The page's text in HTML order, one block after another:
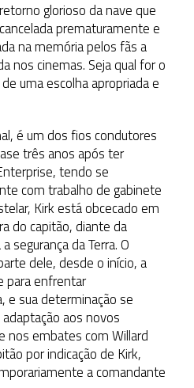
glorioso da nave que
prematuramente e
na memória pelos fãs a
nos cinemas. Seja qual for o
uma escolha apropriada e
é um dos fios condutores
três anos após ter
tendo se
com trabalho de gabinete
Kirk está obcecado em
do capitão, diante da
segurança da Terra. O
dele, desde o início, a
para enfrentar
e sua determinação se
aos novos
nos embates com Willard
por indicação de Kirk,
a comandante